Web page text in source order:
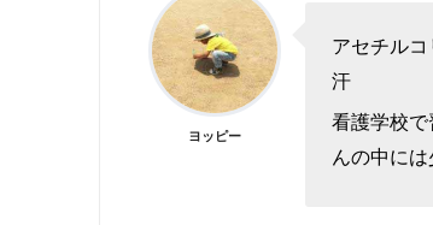
ヨッピー
アセチル
汗
看護学校で
んの中に